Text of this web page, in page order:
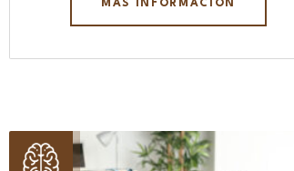
MÁS INFORMACIÓN